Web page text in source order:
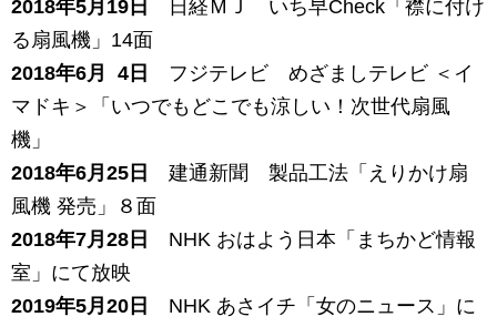
2018年5月19日
日経ＭＪ いち早Check「襟に付け
る扇風機」14面
2018年6月 4日
フジテレビ めざましテレビ ＜イ
マドキ＞「いつでもどこでも涼しい！次世代扇風
機」
2018年6月25日
建通新聞 製品工法「えりかけ扇
風機 発売」８面
2018年7月28 日
NHK おはよう日本「まちかど情報
室」にて放映
2019年5月20 日
NHK あさイチ「女のニュース」に